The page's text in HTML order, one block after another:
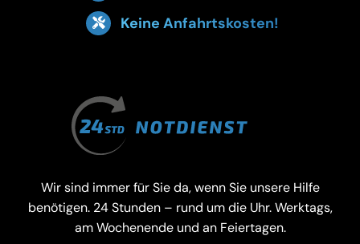
Keine Anfahrtskosten!
Wir sind immer für Sie da, wenn Sie unsere Hilfe
benötigen. 24 Stunden – rund um die Uhr. Werktags,
am Wochenende und an Feiertagen.